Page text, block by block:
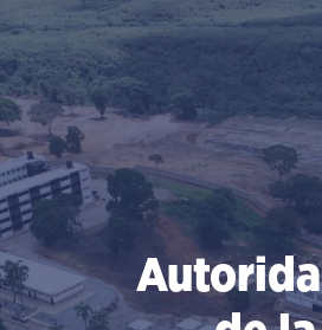
al
contenido